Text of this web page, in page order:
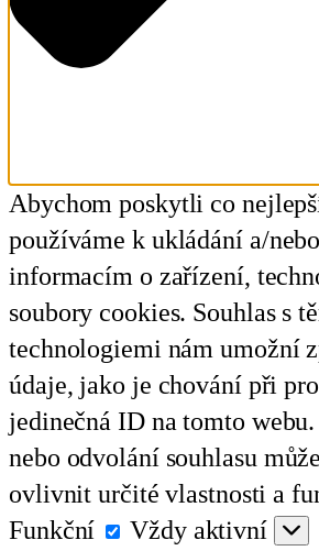
Abychom poskytli co
používáme k ukládání a/
informacím o zařízení,
soubory cookies. Souhlas s
technologiemi nám umožní
údaje, jako je chování při
jedinečná ID na tomto webu.
nebo odvolání souhlasu
ovlivnit určité vlastnosti a
Funkční
Funkční
Vždy aktivní